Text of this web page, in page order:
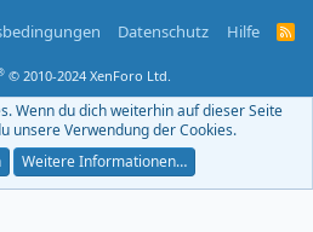
Datenschutz Hilfe
R
F
© 2010-2024 XenForo Ltd.
Wenn du dich weiterhin auf dieser Seite
unsere Verwendung der Cookies.
Weitere Informationen…